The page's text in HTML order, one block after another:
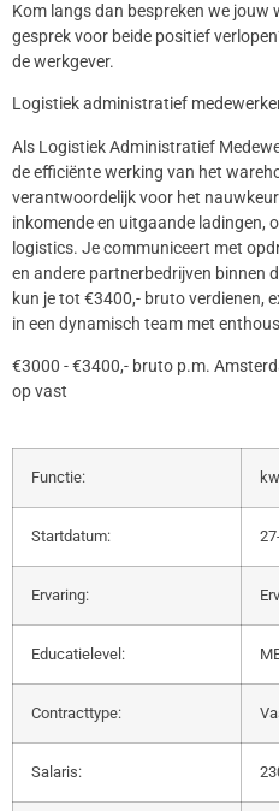
Kom langs dan bespreken we jouw
gesprek voor beide positief
de werkgever.
Logistiek administratief
Als Logistiek Administratief
de efficiënte werking van het
verantwoordelijk voor het
inkomende en uitgaande ladingen,
logistics. Je communiceert met
en andere partnerbedrijven binnen
kun je tot €3400,- bruto verdienen,
in een dynamisch team met
€3000 - €3400,- bruto p.m.
op vast
Functie:
Startdatum:
Ervaring:
Educatielevel:
Contracttype:
Salaris: